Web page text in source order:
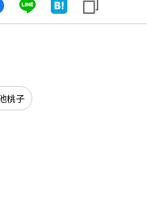
桃子